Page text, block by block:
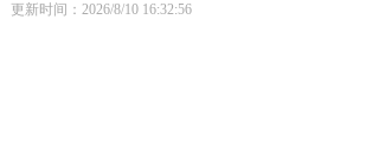
更新时间：2026/8/10 16:32:56